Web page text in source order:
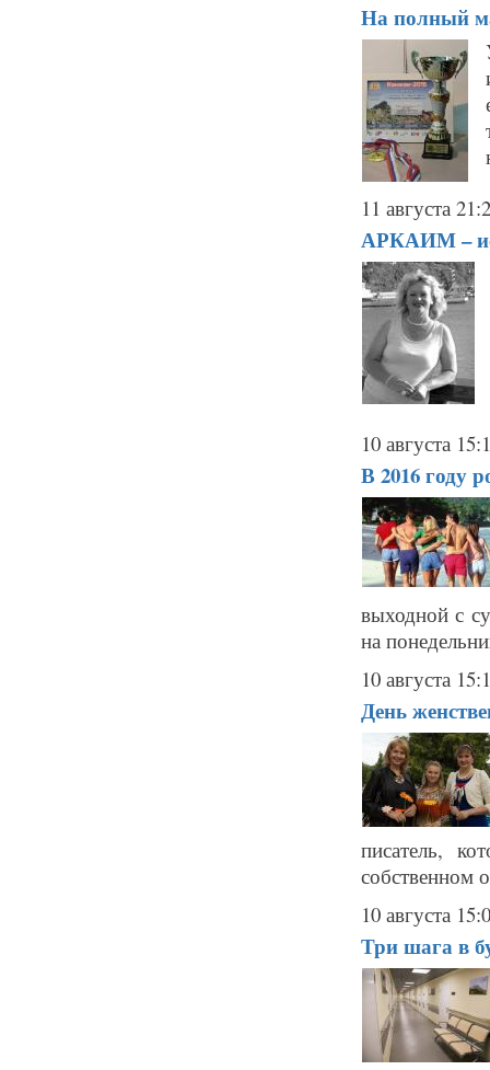
На полный
11 августа
АРКАИМ –
10 августа
В 2016 году
выходной с
на
10 августа
День
писатель,
собственном
10 августа
Три шага в